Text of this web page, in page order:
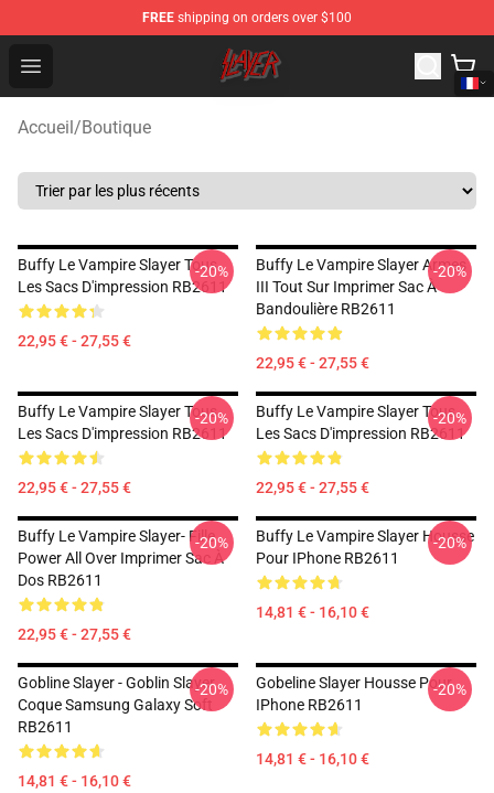
FREE shipping on orders over $100
Open menu
Slayer Store - Official Slayer Merchandise Shop
Accueil/Boutique
Buffy Le Vampire Slayer Tous
Les Sacs D'impression RB2611
22,95 € - 27,55 €
-20%
Buffy Le Vampire Slayer Armes
III Tout Sur Imprimer Sac À
Bandoulière RB2611
22,95 € - 27,55 €
-20%
Buffy Le Vampire Slayer Tous
Les Sacs D'impression RB2611
22,95 € - 27,55 €
-20%
Buffy Le Vampire Slayer Tous
Les Sacs D'impression RB2611
22,95 € - 27,55 €
-20%
Buffy Le Vampire Slayer- Fille
Power All Over Imprimer Sac À
Dos RB2611
22,95 € - 27,55 €
-20%
Buffy Le Vampire Slayer Housse
Pour IPhone RB2611
14,81 € - 16,10 €
-20%
Gobline Slayer - Goblin Slayer
Coque Samsung Galaxy Soft
RB2611
14,81 € - 16,10 €
-20%
Gobeline Slayer Housse Pour
IPhone RB2611
14,81 € - 16,10 €
-20%